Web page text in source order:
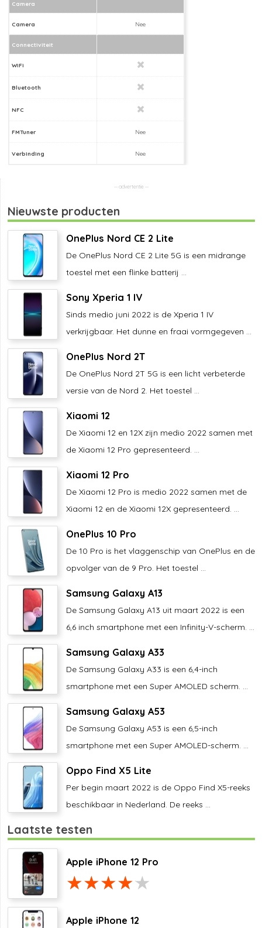
Camera
Camera Nee
Connectiviteit
WiFi
Bluetooth
NFC
FMTuner Nee
Verbinding Nee
Nieuwste producten
OnePlus Nord CE 2 Lite
De OnePlus Nord CE 2 Lite 5G is een midrange
toestel met een flinke batterij ...
Sony Xperia 1 IV
Sinds medio juni 2022 is de Xperia 1 IV
verkrijgbaar. Het dunne en fraai vormgegeven ...
OnePlus Nord 2T
De OnePlus Nord 2T 5G is een licht verbeterde
versie van de Nord 2. Het toestel ...
Xiaomi 12
De Xiaomi 12 en 12X zijn medio 2022 samen met
de Xiaomi 12 Pro gepresenteerd. ...
Xiaomi 12 Pro
De Xiaomi 12 Pro is medio 2022 samen met de
Xiaomi 12 en de Xiaomi 12X gepresenteerd. ...
OnePlus 10 Pro
De 10 Pro is het vlaggenschip van OnePlus en de
opvolger van de 9 Pro. Het toestel ...
Samsung Galaxy A13
De Samsung Galaxy A13 uit maart 2022 is een
6,6 inch smartphone met een Infinity-V-scherm. ...
Samsung Galaxy A33
De Samsung Galaxy A33 is een 6,4-inch
smartphone met een Super AMOLED scherm. ...
Samsung Galaxy A53
De Samsung Galaxy A53 is een 6,5-inch
smartphone met een Super AMOLED-scherm. ...
Oppo Find X5 Lite
Per begin maart 2022 is de Oppo Find X5-reeks
beschikbaar in Nederland. De reeks ...
Laatste testen
Apple iPhone 12 Pro
Apple iPhone 12